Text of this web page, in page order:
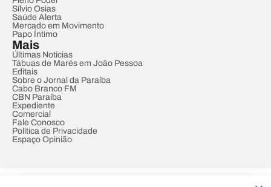
Sílvio Osias
Saúde Alerta
Mercado em Movimento
Papo Íntimo
Mais
Últimas Notícias
Tábuas de Marés em João Pessoa
Editais
Sobre o Jornal da Paraíba
Cabo Branco FM
CBN Paraíba
Expediente
Comercial
Fale Conosco
Política de Privacidade
Espaço Opinião